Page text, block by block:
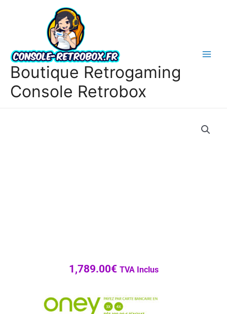
Boutique Retrogaming
Console Retrobox
1,789.00€ TVA Inclus